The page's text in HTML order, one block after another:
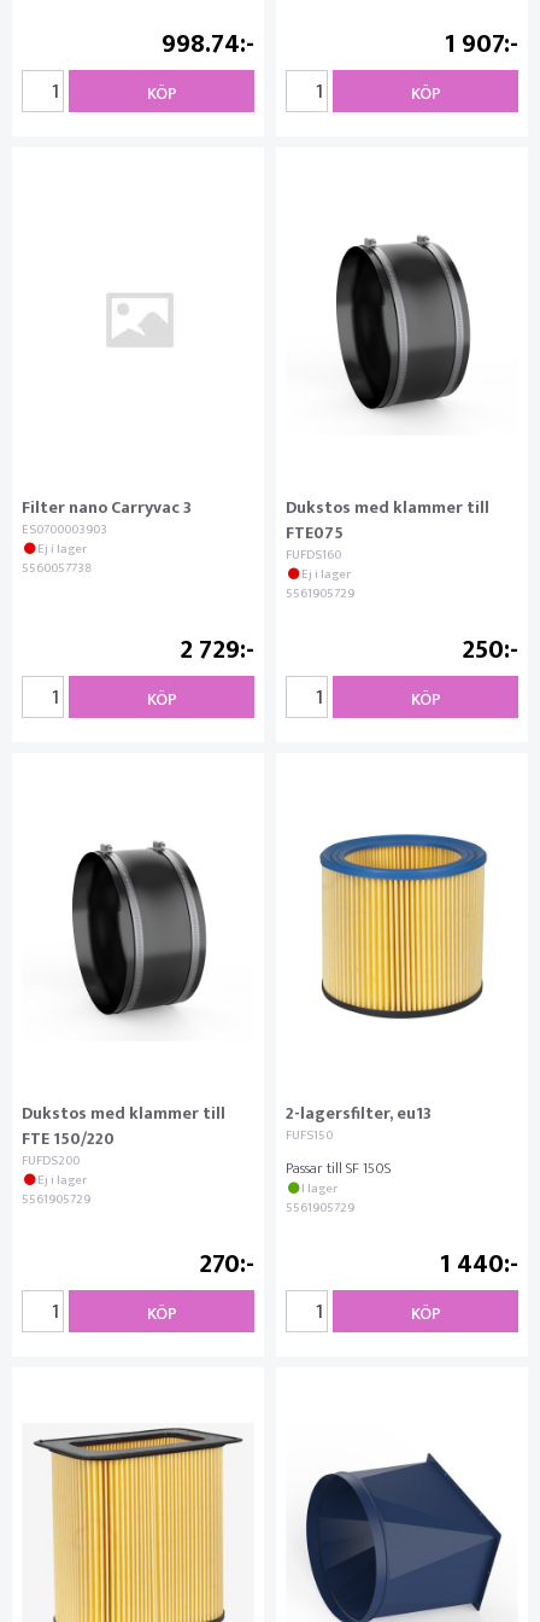
998.74
KÖP
1 907
KÖP
Filter nano Carryvac 3
ES0700003903
Ej i lager
5560057738
2 729
KÖP
Dukstos med klammer till
FTE075
FUFDS160
Ej i lager
5561905729
250
KÖP
Dukstos med klammer till
FTE 150/220
FUFDS200
Ej i lager
5561905729
270
KÖP
2-lagersfilter, eu13
FUFS150
Passar till SF 150S
I lager
5561905729
1 440
KÖP